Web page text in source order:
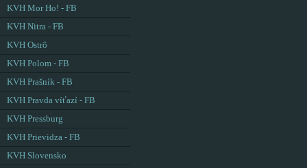
KVH Mor Ho! - FB
KVH Nitra - FB
KVH Ostrô
KVH Polom - FB
KVH Prašník - FB
KVH Pravda víťazí - FB
KVH Pressburg
KVH Prievidza - FB
KVH Slovensko